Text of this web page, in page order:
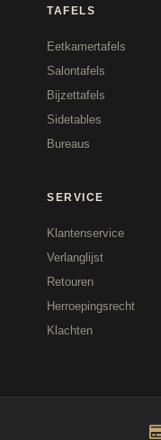
TAFELS
Eetkamertafels
Salontafels
Bijzettafels
Sidetables
Bureaus
SERVICE
Klantenservice
Verlanglijst
Retouren
Herroepingsrecht
Klachten